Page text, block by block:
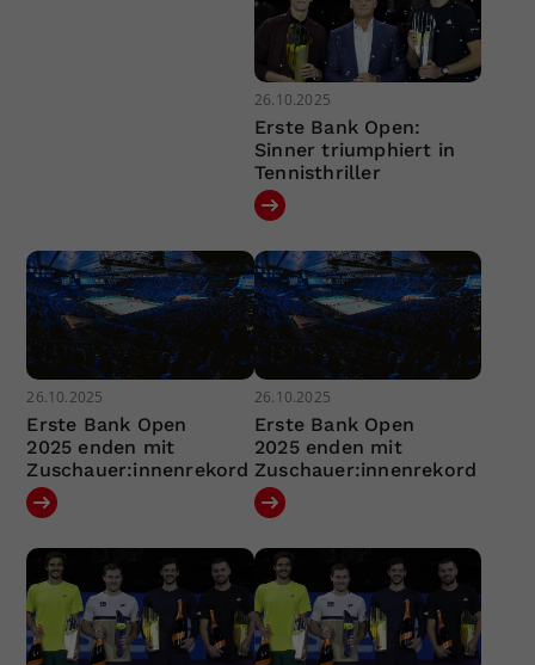
26.10.2025
Erste Bank Open:
Sinner triumphiert in
Tennisthriller
26.10.2025
Erste Bank Open
2025 enden mit
Zuschauer:innenrekord
26.10.2025
Erste Bank Open
2025 enden mit
Zuschauer:innenrekord